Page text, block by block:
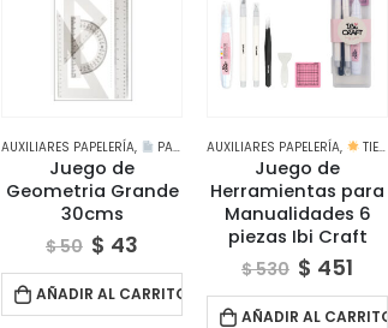
AUXILIARES PAPELERÍA, PAPELERÍA CREATIVA
Juego de
Geometria Grande
30cms
$50 $ 43
AÑADIR AL CARRITO
AUXILIARES PAPELERÍA, TIENDA
Juego de
Herramientas para
Manualidades 6
piezas Ibi Craft
$530 $ 451
AÑADIR AL CARRITO